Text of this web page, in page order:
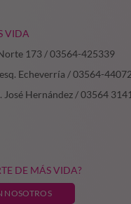
VIDA
173 / 03564-425339
esq. Echeverría / 03564-
José Hernández / 03564
DE MÁS VIDA?
NOSOTROS